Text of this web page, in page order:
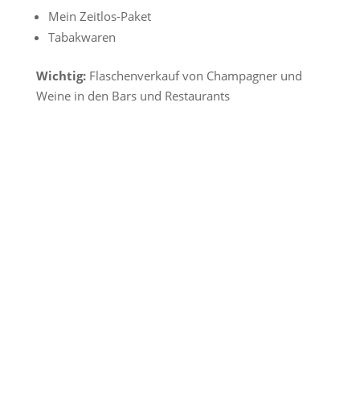
Mein Zeitlos-Paket
Tabakwaren
Wichtig:Flaschenverkauf von Champagner und
Weine in den Bars und Restaurants